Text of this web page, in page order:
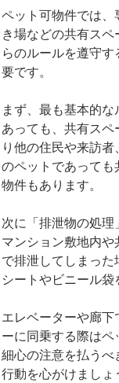
ペット可物件では
き場などの共有ス
らのルールを遵守
要です。
まず、最も基本的
あっても、共有ス
り他の住民や来訪
のペットであって
物件もあります。
次に「排泄物の処理
マンション敷地内
で排泄してしまっ
シートやビニール袋
エレベーターや廊
ーに同乗する際は
細心の注意を払う
行動を心がけましょ